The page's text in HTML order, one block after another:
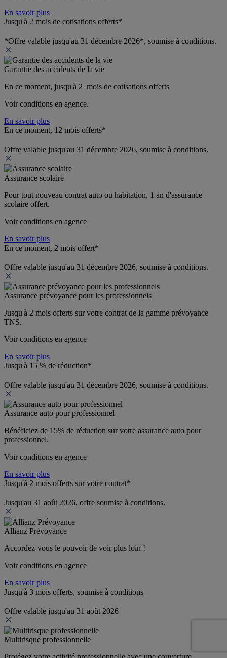
En savoir plus
Jusqu'à 2 mois de cotisations offerts*
*Offre valable jusqu'au 31 décembre 2026*, soumise à conditions.
Garantie des accidents de la vie
En ce moment, jusqu'à 2  mois de cotisations offerts
Voir conditions en agence.
En savoir plus
En ce moment, 12 mois offerts*
Offre valable jusqu'au 31 décembre 2026, soumise à conditions.
Assurance scolaire
Pour tout nouveau contrat auto ou habitation, 1 an d'assurance
scolaire offert.
Voir conditions en agence
En savoir plus
En ce moment, 2 mois offert*
Offre valable jusqu'au 31 décembre 2026, soumise à conditions.
Assurance prévoyance pour les professionnels
Jusqu'à 2 mois offerts sur votre contrat de la gamme prévoyance
TNS.
Voir conditions en agence
En savoir plus
Jusqu'à 15 % de réduction*
Offre valable jusqu'au 31 décembre 2026, soumise à conditions.
Assurance auto pour professionnel
Bénéficiez de 15% de réduction sur votre assurance auto pour
professionnel.
Voir conditions en agence
En savoir plus
Jusqu'à 2 mois offerts sur votre contrat*
Jusqu'au 31 août 2026, offre soumise à conditions.
Allianz Prévoyance
Accordez-vous le pouvoir de voir plus loin !
Voir conditions en agence
En savoir plus
Jusqu'à 3 mois offerts, soumise à conditions
Offre valable jusqu'au 31 août 2026
Multirisque professionnelle